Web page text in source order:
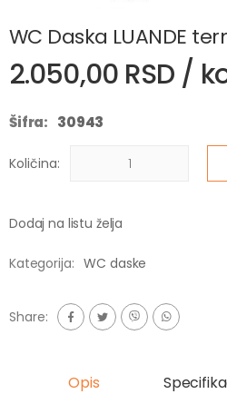
WC Daska LUANDE
2.050,00 RSD /
Šifra: 30943
Količina:
Dodaj na listu želja
Kategorija: WC daske
Share:
Opis